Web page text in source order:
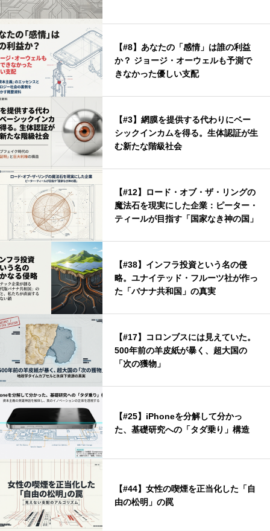
【#8】あなたの「感情」は誰の利益
か？ ジョージ・オーウェルも予測で
きなかった優しい支配
【#3】網膜を提供する代わりにベー
シックインカムを得る。生体認証が生
む新たな階級社会
【#12】ロード・オブ・ザ・リングの
魔法石を現実にした企業：ピーター・
ティールが目指す「国家なき神の国」
【#38】インフラ投資という名の侵
略。ユナイテッド・フルーツ社が作っ
た「バナナ共和国」の真実
【#17】コロンブスには見えていた。
500年前の羊皮紙が暴く、超大国の
「次の獲物」
【#25】iPhoneを分解して分かっ
た、基礎研究への「タダ乗り」構造
【#44】女性の喫煙を正当化した「自
由の松明」の罠